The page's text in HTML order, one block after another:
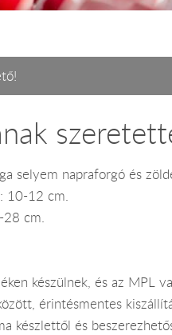
selyem napraforgó és
10-12 cm.
28 cm.
készülnek, és az MPL
érintésmentes
készlettől és